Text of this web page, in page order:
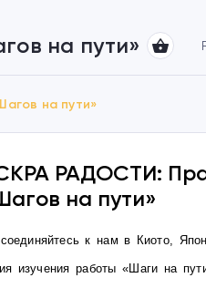
на пути»
на пути»
РАДОСТИ:
на пути»
к нам в Киото,
изучения работы «Шаги на